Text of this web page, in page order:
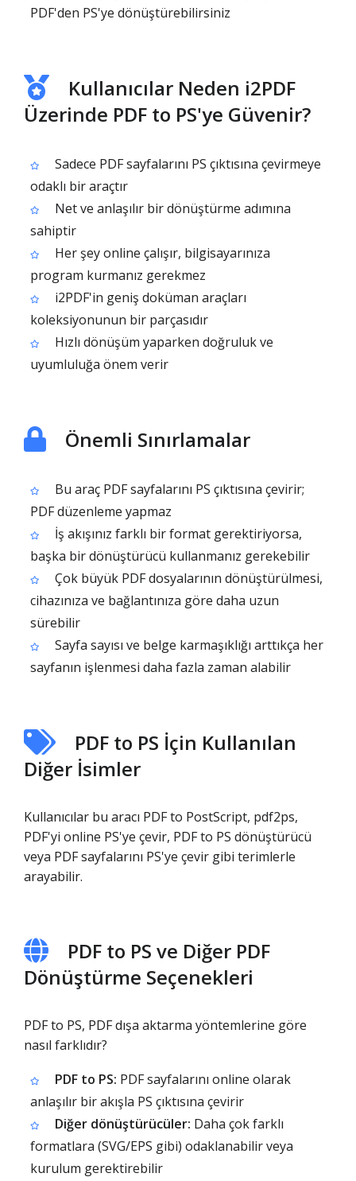
PDF'den PS'ye dönüştürebilirsiniz
Kullanıcılar Neden i2PDF
Üzerinde PDF to PS'ye Güvenir?
Sadece PDF sayfalarını PS çıktısına çevirmeye
odaklı bir araçtır
Net ve anlaşılır bir dönüştürme adımına
sahiptir
Her şey online çalışır, bilgisayarınıza
program kurmanız gerekmez
i2PDF'in geniş doküman araçları
koleksiyonunun bir parçasıdır
Hızlı dönüşüm yaparken doğruluk ve
uyumluluğa önem verir
Önemli Sınırlamalar
Bu araç PDF sayfalarını PS çıktısına çevirir;
PDF düzenleme yapmaz
İş akışınız farklı bir format gerektiriyorsa,
başka bir dönüştürücü kullanmanız gerekebilir
Çok büyük PDF dosyalarının dönüştürülmesi,
cihazınıza ve bağlantınıza göre daha uzun
sürebilir
Sayfa sayısı ve belge karmaşıklığı arttıkça her
sayfanın işlenmesi daha fazla zaman alabilir
PDF to PS İçin Kullanılan
Diğer İsimler
Kullanıcılar bu aracı PDF to PostScript, pdf2ps,
PDF'yi online PS'ye çevir, PDF to PS dönüştürücü
veya PDF sayfalarını PS'ye çevir gibi terimlerle
arayabilir.
PDF to PS ve Diğer PDF
Dönüştürme Seçenekleri
PDF to PS, PDF dışa aktarma yöntemlerine göre
nasıl farklıdır?
PDF to PS: PDF sayfalarını online olarak
anlaşılır bir akışla PS çıktısına çevirir
Diğer dönüştürücüler: Daha çok farklı
formatlara (SVG/EPS gibi) odaklanabilir veya
kurulum gerektirebilir